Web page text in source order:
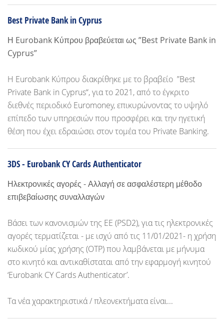
Best Private Bank in Cyprus
Η Eurobank Κύπρου βραβεύεται ως ”Best Private Bank in
Cyprus”
Η Eurobank Κύπρου διακρίθηκε με το βραβείο ”Best
Private Bank in Cyprus“, για το 2021, από το έγκριτο
διεθνές περιοδικό Euromoney, επικυρώνοντας το υψηλό
επίπεδο των υπηρεσιών που προσφέρει και την ηγετική
θέση που έχει εδραιώσει στον τομέα του Private Banking.
3DS - Eurobank CY Cards Authenticator
Ηλεκτρονικές αγορές - Αλλαγή σε ασφαλέστερη μέθοδο
επιβεβαίωσης συναλλαγών
Βάσει των κανονισμών της ΕΕ (PSD2), για τις ηλεκτρονικές
αγορές τερματίζεται - με ισχύ από τις 11/01/2021- η χρήση
κωδικού μίας χρήσης (OTP) που λαμβάνεται με μήνυμα
στο κινητό και αντικαθίσταται από την εφαρμογή κινητού
‘Eurobank CY Cards Authenticator’.
Τα νέα χαρακτηριστικά / πλεονεκτήματα είναι...